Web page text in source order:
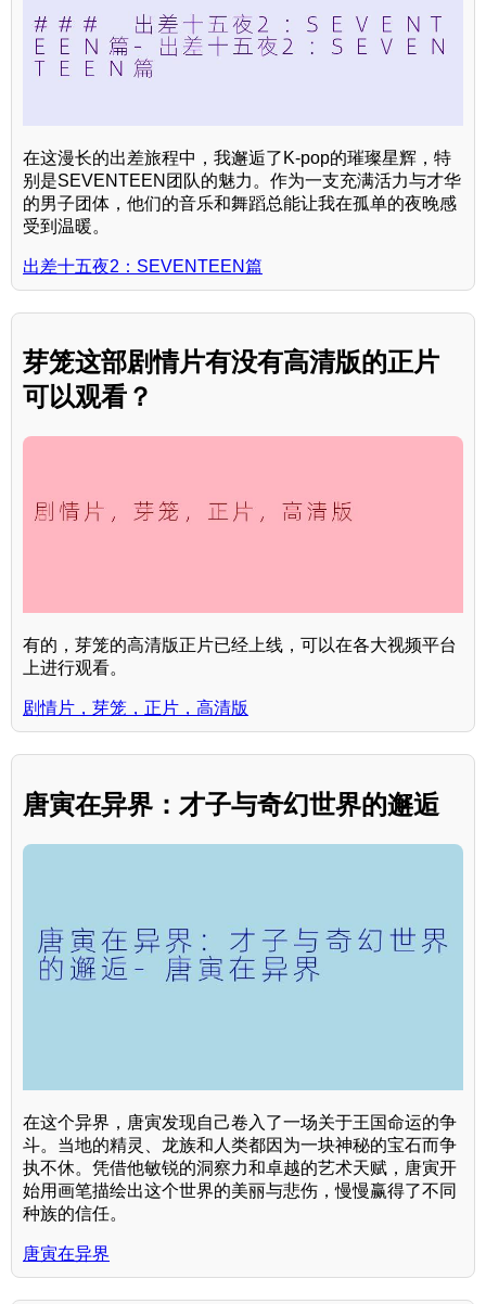
在这漫长的出差旅程中，我邂逅了K-pop的璀璨星辉，特
别是SEVENTEEN团队的魅力。作为一支充满活力与才华
的男子团体，他们的音乐和舞蹈总能让我在孤单的夜晚感
受到温暖。
出差十五夜2：SEVENTEEN篇
芽笼这部剧情片有没有高清版的正片
可以观看？
有的，芽笼的高清版正片已经上线，可以在各大视频平台
上进行观看。
剧情片，芽笼，正片，高清版
唐寅在异界：才子与奇幻世界的邂逅
在这个异界，唐寅发现自己卷入了一场关于王国命运的争
斗。当地的精灵、龙族和人类都因为一块神秘的宝石而争
执不休。凭借他敏锐的洞察力和卓越的艺术天赋，唐寅开
始用画笔描绘出这个世界的美丽与悲伤，慢慢赢得了不同
种族的信任。
唐寅在异界